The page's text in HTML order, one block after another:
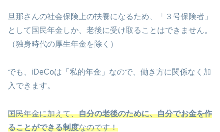
旦那さんの社会保険上の扶養になるため、「３号保険者」
として国民年金しか、老後に受け取ることはできません。
（独身時代の厚生年金を除く）
でも、iDeCoは「私的年金」なので、働き方に関係なく加
入できます。
国民年金に加えて、自分の老後のために、自分でお金を作
ることができる制度なのです！